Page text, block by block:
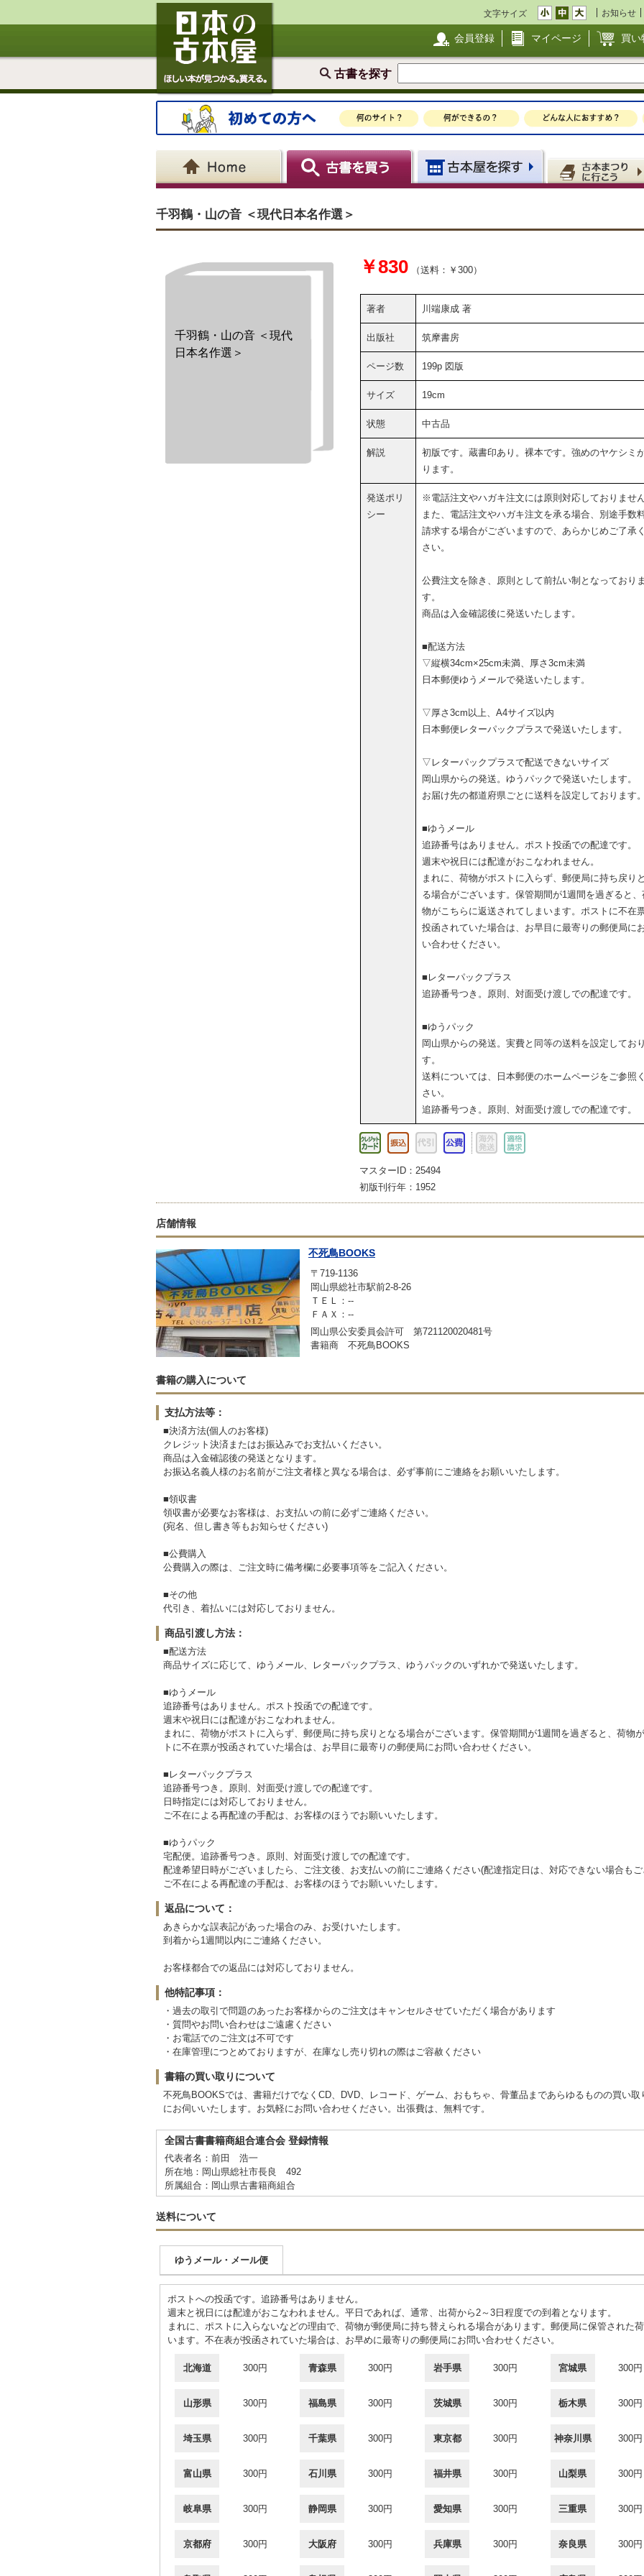
文字サイズ お知らせ
会員登録 マイページ 買い
古書を探す
千羽鶴・山の音 ＜現代日本名作選＞
千羽鶴・山の音 ＜現代
日本名作選＞
￥830 （送料：￥300）
著者 川端康成 著
出版社 筑摩書房
ページ数 199p 図版
サイズ 19cm
状態 中古品
解説
初版です。蔵書印あり。裸本です。強めのヤケシミ
ります。
発送ポリ
シー
※電話注文やハガキ注文には原則対応しておりません
また、電話注文やハガキ注文を承る場合、別途手数
請求する場合がございますので、あらかじめご了承
さい。
公費注文を除き、原則として前払い制となっておりま
す。
商品は入金確認後に発送いたします。
■配送方法
▽縦横34cm×25cm未満、厚さ3cm未満
日本郵便ゆうメールで発送いたします。
▽厚さ3cm以上、A4サイズ以内
日本郵便レターパックプラスで発送いたします。
▽レターパックプラスで配送できないサイズ
岡山県からの発送。ゆうパックで発送いたします。
お届け先の都道府県ごとに送料を設定しております。
■ゆうメール
追跡番号はありません。ポスト投函での配達です。
週末や祝日には配達がおこなわれません。
まれに、荷物がポストに入らず、郵便局に持ち戻り
る場合がございます。保管期間が1週間を過ぎると、
物がこちらに返送されてしまいます。ポストに不在
投函されていた場合は、お早目に最寄りの郵便局に
い合わせください。
■レターパックプラス
追跡番号つき。原則、対面受け渡しでの配達です。
■ゆうパック
岡山県からの発送。実費と同等の送料を設定してお
す。
送料については、日本郵便のホームページをご参照
さい。
追跡番号つき。原則、対面受け渡しでの配達です。
マスターID：25494
初版刊行年：1952
店舗情報
不死鳥BOOKS
〒719-1136
岡山県総社市駅前2-8-26
ＴＥＬ：--
ＦＡＸ：--
岡山県公安委員会許可 第721120020481号
書籍商 不死鳥BOOKS
書籍の購入について
支払方法等：
■決済方法(個人のお客様)
クレジット決済またはお振込みでお支払いください。
商品は入金確認後の発送となります。
お振込名義人様のお名前がご注文者様と異なる場合は、必ず事前にご連絡をお願いいたします。
■領収書
領収書が必要なお客様は、お支払いの前に必ずご連絡ください。
(宛名、但し書き等もお知らせください)
■公費購入
公費購入の際は、ご注文時に備考欄に必要事項等をご記入ください。
■その他
代引き、着払いには対応しておりません。
商品引渡し方法：
■配送方法
商品サイズに応じて、ゆうメール、レターパックプラス、ゆうパックのいずれかで発送いたします。
■ゆうメール
追跡番号はありません。ポスト投函での配達です。
週末や祝日には配達がおこなわれません。
まれに、荷物がポストに入らず、郵便局に持ち戻りとなる場合がございます。保管期間が1週間を過ぎると、荷物
トに不在票が投函されていた場合は、お早目に最寄りの郵便局にお問い合わせください。
■レターパックプラス
追跡番号つき。原則、対面受け渡しでの配達です。
日時指定には対応しておりません。
ご不在による再配達の手配は、お客様のほうでお願いいたします。
■ゆうパック
宅配便。追跡番号つき。原則、対面受け渡しでの配達です。
配達希望日時がございましたら、ご注文後、お支払いの前にご連絡ください(配達指定日は、対応できない場合もご
ご不在による再配達の手配は、お客様のほうでお願いいたします。
返品について：
あきらかな誤表記があった場合のみ、お受けいたします。
到着から1週間以内にご連絡ください。
お客様都合での返品には対応しておりません。
他特記事項：
・過去の取引で問題のあったお客様からのご注文はキャンセルさせていただく場合があります
・質問やお問い合わせはご遠慮ください
・お電話でのご注文は不可です
・在庫管理につとめておりますが、在庫なし売り切れの際はご容赦ください
書籍の買い取りについて
不死鳥BOOKSでは、書籍だけでなくCD、DVD、レコード、ゲーム、おもちゃ、骨董品まであらゆるものの買い
にお伺いいたします。お気軽にお問い合わせください。出張費は、無料です。
全国古書書籍商組合連合会 登録情報
代表者名：前田 浩一
所在地：岡山県総社市長良 492
所属組合：岡山県古書籍商組合
送料について
ゆうメール・メール便
ポストへの投函です。追跡番号はありません。
週末と祝日には配達がおこなわれません。平日であれば、通常、出荷から2～3日程度での到着となります。
まれに、ポストに入らないなどの理由で、荷物が郵便局に持ち替えられる場合があります。郵便局に保管された
います。不在表が投函されていた場合は、お早めに最寄りの郵便局にお問い合わせください。
北海道 300円 青森県 300円 岩手県 300円 宮城県 300円
山形県 300円 福島県 300円 茨城県 300円 栃木県 300円
埼玉県 300円 千葉県 300円 東京都 300円 神奈川県 300円
富山県 300円 石川県 300円 福井県 300円 山梨県 300円
岐阜県 300円 静岡県 300円 愛知県 300円 三重県 300円
京都府 300円 大阪府 300円 兵庫県 300円 奈良県 300円